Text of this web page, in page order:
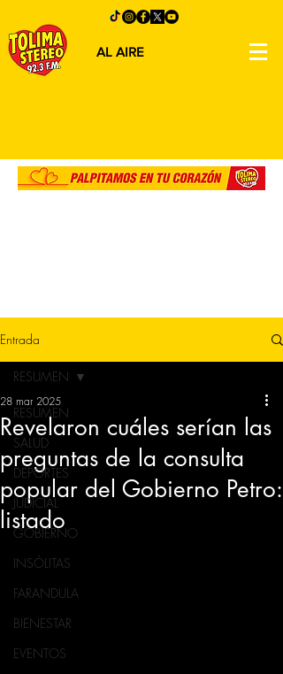
AL AIRE
Entrada
RESUMEN
SALUD
DEPORTES
JUDICIAL
GOBIERNO
INSÓLITAS
FARANDULA
BIENESTAR
EVENTOS
RESUMEN
Revelaron cuáles serían las
preguntas de la consulta
popular del Gobierno Petro:
listado
28 mar 2025